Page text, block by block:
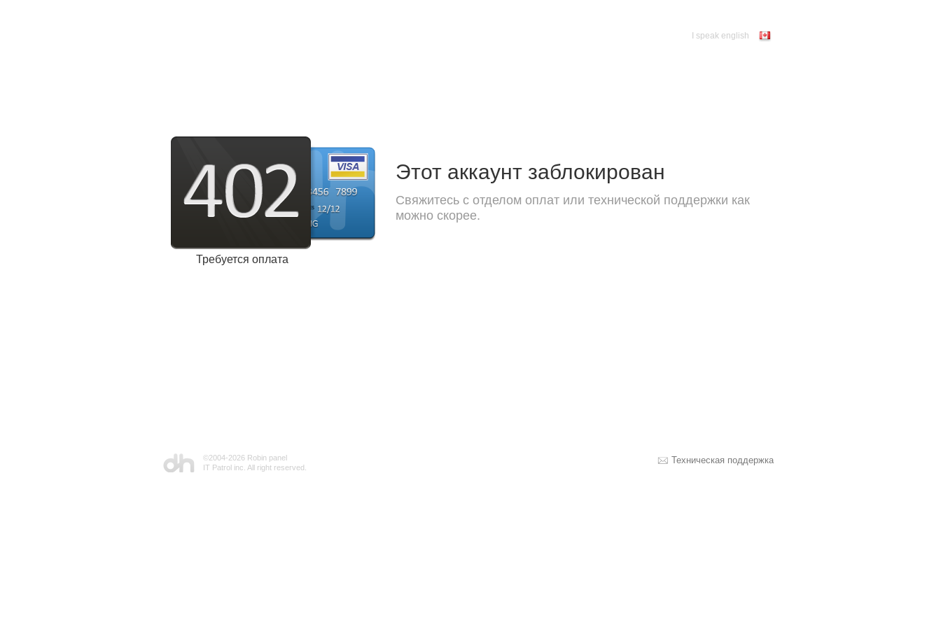
I speak english
Требуется оплата
Этот аккаунт заблокирован
Свяжитесь с отделом оплат или технической поддержки как
можно скорее.
Техническая поддержка
©2004-2026 Robin panel
IT Patrol inc. All right reserved.